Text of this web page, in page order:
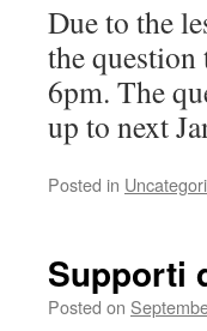
Due to the
the question
6pm. The
up to next
Posted in
Supporti
Posted on